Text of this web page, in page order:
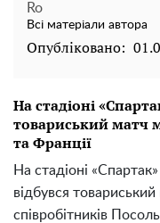
Ro
Всі матеріали автора
Опубліковано:
На стадіоні
товариський матч
та Франції
На стадіоні
відбувся
співробітників